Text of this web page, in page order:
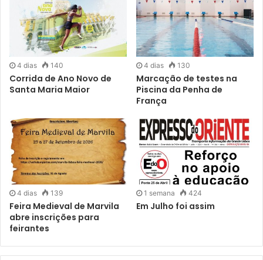
4 dias 140
Corrida de Ano Novo de
Santa Maria Maior
4 dias 130
Marcação de testes na
Piscina da Penha de
França
4 dias 139
Feira Medieval de Marvila
abre inscrições para
feirantes
1 semana 424
Em Julho foi assim